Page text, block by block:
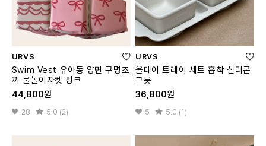
URVS
Swim Vest 유아동 양면 구명조
끼 물놀이자켓 핑크
44,800원
28 5.0 (2)
URVS
올데이 트레이 세트 흡착 실리콘
그릇
36,800원
5 5.0 (1)